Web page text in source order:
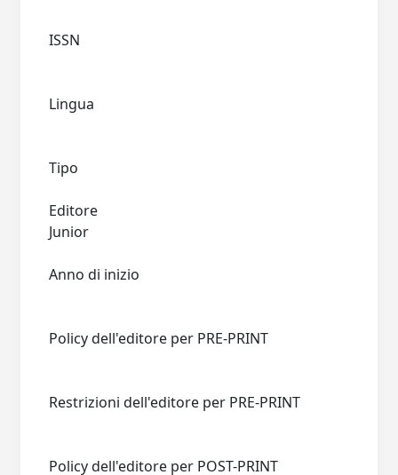
ISSN
Lingua
Tipo
Editore
Anno di inizio
Policy dell'editore per PRE-PRINT
Restrizioni dell'editore per PRE-PRINT
Policy dell'editore per POST-PRINT